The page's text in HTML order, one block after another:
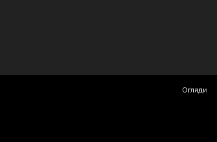
Огляди